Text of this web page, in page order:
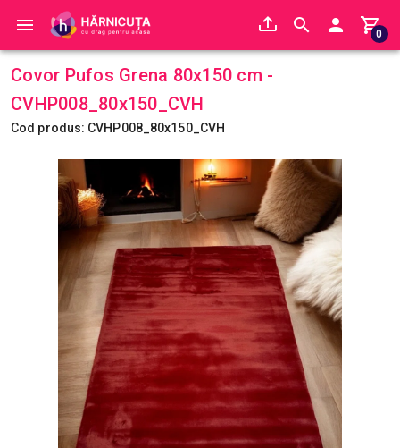
0
Covor Pufos Grena 80x150 cm -
CVHP008_80x150_CVH
Cod produs: CVHP008_80x150_CVH